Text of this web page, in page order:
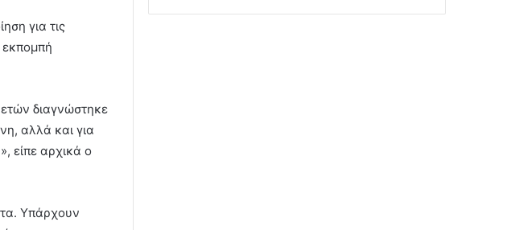
για τις
εκπομπή
διαγνώστηκε
αλλά και για
είπε αρχικά ο
Υπάρχουν